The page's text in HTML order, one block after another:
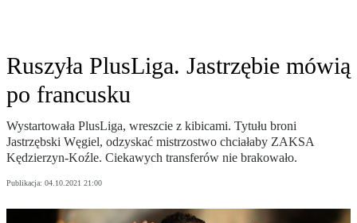
Ruszyła PlusLiga. Jastrzębie mówią
po francusku
Wystartowała PlusLiga, wreszcie z kibicami. Tytułu broni
Jastrzębski Węgiel, odzyskać mistrzostwo chciałaby ZAKSA
Kędzierzyn-Koźle. Ciekawych transferów nie brakowało.
Publikacja: 04.10.2021 21:00